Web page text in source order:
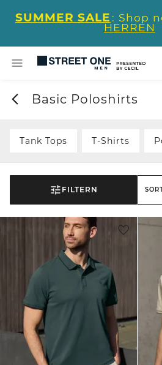
SUMMER SALE : Shop
HERREN
Basic Poloshirts
Tank Tops T-Shirts
FILTERN